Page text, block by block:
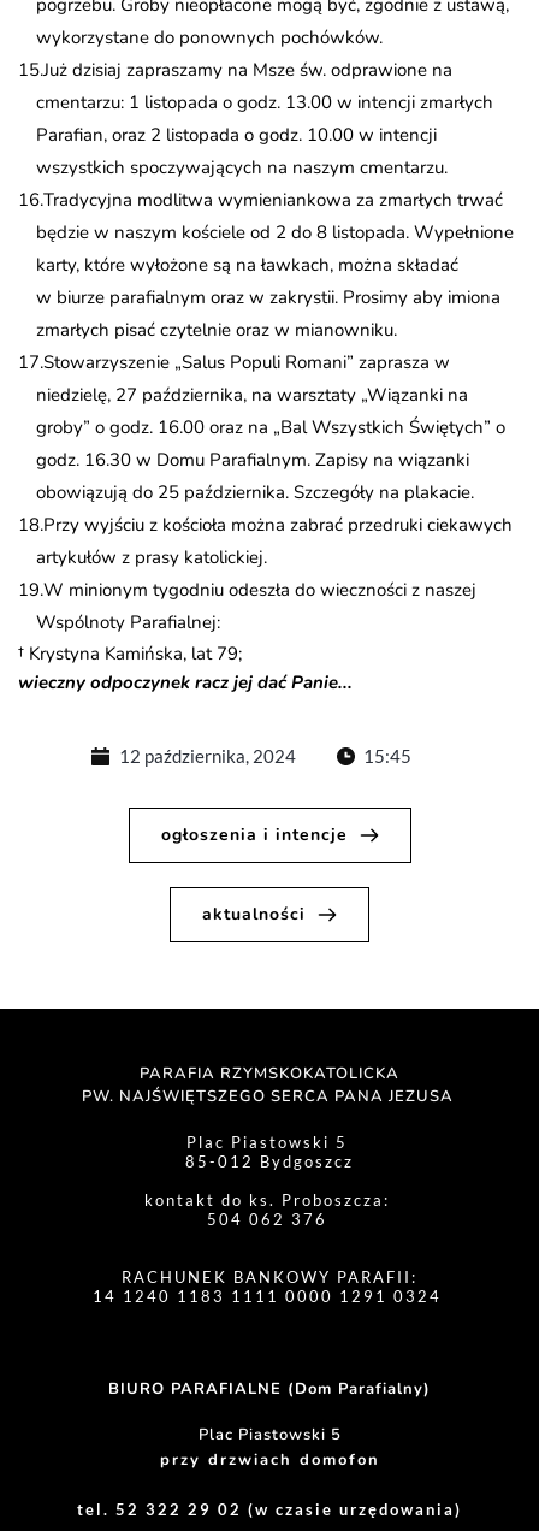
pogrzebu. Groby nieopłacone mogą być, zgodnie z ustawą,
wykorzystane do ponownych pochówków.
Już dzisiaj zapraszamy na Msze św. odprawione na
cmentarzu: 1 listopada o godz. 13.00 w intencji zmarłych
Parafian, oraz 2 listopada o godz. 10.00 w intencji
wszystkich spoczywających na naszym cmentarzu.
Tradycyjna modlitwa wymieniankowa za zmarłych trwać
będzie w naszym kościele od 2 do 8 listopada. Wypełnione
karty, które wyłożone są na ławkach, można składać
w biurze parafialnym oraz w zakrystii. Prosimy aby imiona
zmarłych pisać czytelnie oraz w mianowniku.
Stowarzyszenie „Salus Populi Romani” zaprasza w
niedzielę, 27 października, na warsztaty „Wiązanki na
groby” o godz. 16.00 oraz na „Bal Wszystkich Świętych” o
godz. 16.30 w Domu Parafialnym. Zapisy na wiązanki
obowiązują do 25 października. Szczegóły na plakacie.
Przy wyjściu z kościoła można zabrać przedruki ciekawych
artykułów z prasy katolickiej.
W minionym tygodniu odeszła do wieczności z naszej
Wspólnoty Parafialnej:
† Krystyna Kamińska, lat 79;
wieczny odpoczynek racz jej dać Panie...
12 października, 2024 15:45
ogłoszenia i intencje
aktualności
PARAFIA RZYMSKOKATOLICKA
PW. NAJŚWIĘTSZEGO SERCA PANA JEZUSA
Plac Piastowski 5
85-012 Bydgoszcz
kontakt do ks. Proboszcza:
504 062 376
RACHUNEK BANKOWY PARAFII:
14 1240 1183 1111 0000 1291 0324
BIURO PARAFIALNE (Dom Parafialny)
Plac Piastowski 5
przy drzwiach domofon
tel. 52 322 29 02 (w czasie urzędowania)